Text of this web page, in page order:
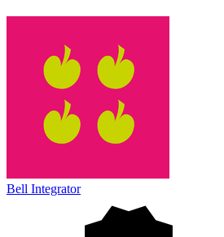
Bell Integrator